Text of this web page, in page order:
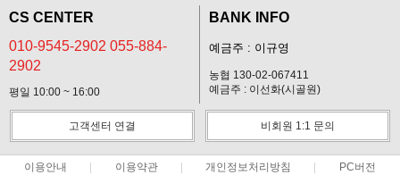
CS CENTER
010-9545-2902 055-884-
2902
평일 10:00 ~ 16:00
BANK INFO
예금주 : 이규영
농협 130-02-067411
예금주 : 이선화(시골원)
고객센터 연결 비회원 1:1 문의
이용안내 이용약관 개인정보처리방침 PC버전